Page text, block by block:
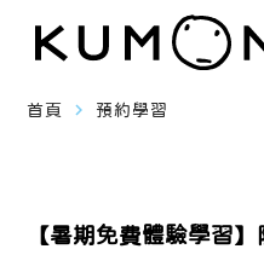
首頁 navigate_next 預約學習
【暑期免費體驗學習